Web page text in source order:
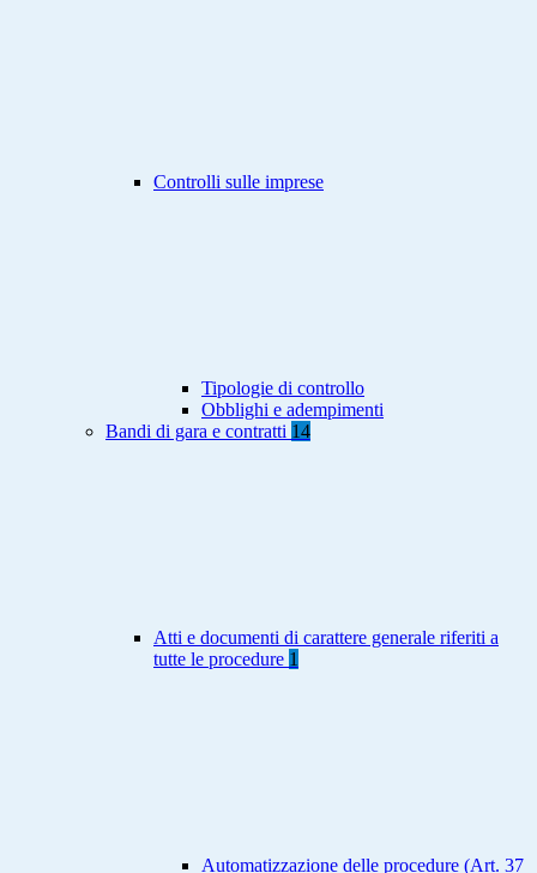
Controlli sulle imprese
Tipologie di controllo
Obblighi e adempimenti
Bandi di gara e contratti 14
Atti e documenti di carattere generale riferiti a
tutte le procedure 1
Automatizzazione delle procedure (Art. 37